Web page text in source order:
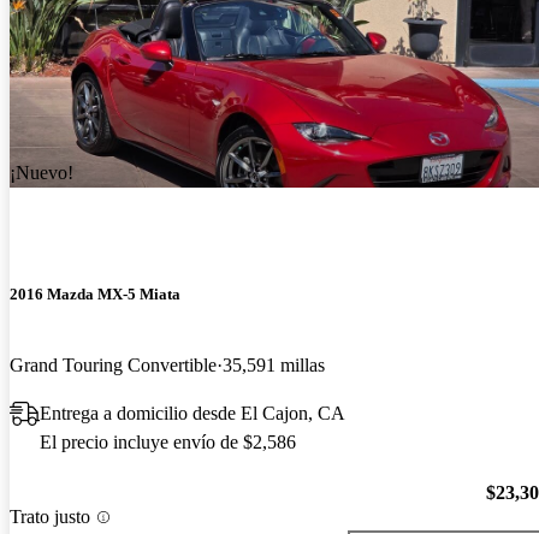
¡Nuevo!
2016 Mazda MX-5 Miata
Grand Touring Convertible 35,591 millas
Entrega a domicilio desde El Cajon, CA
El precio incluye envío de $2,586
Trato justo